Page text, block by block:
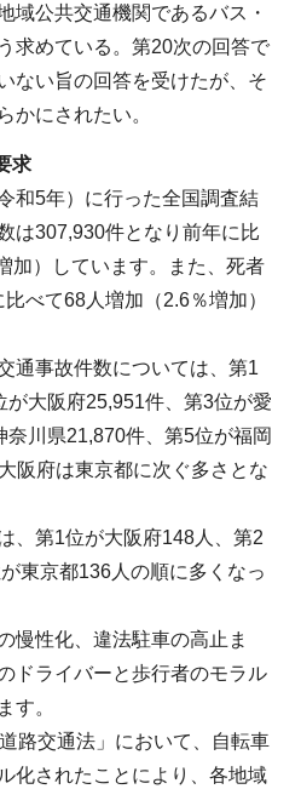
域公共交通機関であるバス・
求めている。第20次の回答で
ない旨の回答を受けたが、そ
かにされたい。
求
和5年）に行った全国調査結
は307,930件となり前年に比
加）しています。また、死者
べて68人増加（2.6％増加）
通事故件数については、第1
大阪府25,951件、第3位が愛
川県21,870件、第5位が福岡
阪府は東京都に次ぐ多さとな
、第1位が大阪府148人、第2
東京都136人の順に多くなっ
慢性化、違法駐車の高止ま
ドライバーと歩行者のモラル
す。
路交通法」において、自転車
化されたことにより、各地域